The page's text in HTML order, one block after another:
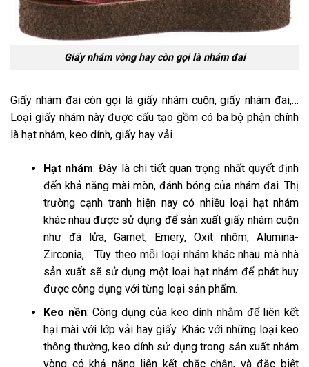
Giấy nhám vòng hay còn gọi là nhám đai
Giấy nhám đai còn gọi là giấy nhám cuộn, giấy nhám đai,…
Loại giấy nhámnày được cấu tạo gồm có ba bộ phận chính
là hạt nhám, keo dính, giấy hay vải.
Hạt nhám: Đây là chi tiết quan trọng nhất quyết định
đến khả năng mài mòn, đánh bóng của nhám đai. Thị
trường cạnh tranh hiện nay có nhiều loại hạt nhám
khác nhau được sử dụng để sản xuất giấy nhám cuộn
như đá lửa, Garnet, Emery, Oxit nhôm, Alumina-
Zirconia,… Tùy theo mỗi loại nhám khác nhau mà nhà
sản xuất sẽ sử dụng một loại hạt nhám để phát huy
được công dụng với từng loại sản phẩm.
Keo nền: Công dụng của keo dính nhằm để liên kết
hại mài với lớp vải hay giấy. Khác với những loại keo
thông thường, keo dính sử dụng trong sản xuất nhám
vòng có khả năng liên kết chắc chắn, và đặc biệt